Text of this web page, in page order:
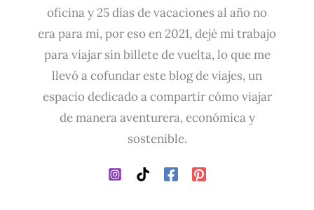
oficina y 25 días de vacaciones al año no
era para mi, por eso en 2021, dejé mi trabajo
para viajar sin billete de vuelta, lo que me
llevó a cofundar este blog de viajes, un
espacio dedicado a compartir cómo viajar
de manera aventurera, económica y
sostenible.